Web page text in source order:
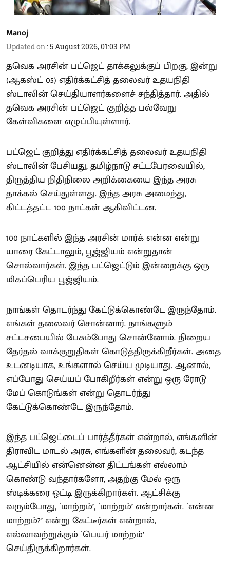
Manoj
Updated on :5 August 2026, 01:03 PM
தவெக அரசின் பட்ஜெட் தாக்கலுக்குப் பிறகு, இன்று
(ஆகஸ்ட் 05) எதிர்க்கட்சித் தலைவர் உதயநிதி
ஸ்டாலின் செய்தியாளர்களைச் சந்தித்தார். அதில்
தவெக அரசின் பட்ஜெட் குறித்த பல்வேறு
கேள்விகளை எழுப்பியுள்ளார்.
பட்ஜெட் குறித்து எதிர்க்கட்சித் தலைவர் உதயநிதி
ஸ்டாலின் பேசியது, தமிழ்நாடு சட்டபேரவையில்,
திருத்திய நிதிநிலை அறிக்கையை இந்த அரசு
தாக்கல் செய்துள்ளது. இந்த அரசு அமைந்து,
கிட்டத்தட்ட 100 நாட்கள் ஆகிவிட்டன.
100 நாட்களில் இந்த அரசின் மார்க் என்ன என்று
யாரை கேட்டாலும், பூஜ்ஜியம் என்றுதான்
சொல்வார்கள். இந்த பட்ஜெட்டும் இன்றைக்கு ஒரு
மிகப்பெரிய பூஜ்ஜியம்.
நாங்கள் தொடர்ந்து கேட்டுக்கொண்டே இருந்தோம்.
எங்கள் தலைவர் சொன்னார். நாங்களும்
சட்டசபையில் பேசும்போது சொன்னோம். நிறைய
தேர்தல் வாக்குறுதிகள் கொடுத்திருக்கிறீர்கள். அதை
உடனடியாக, உங்களால் செய்ய முடியாது. ஆனால்,
எப்போது செய்யப் போகிறீர்கள் என்று ஒரு ரோடு
மேப் கொடுங்கள் என்று தொடர்ந்து
கேட்டுக்கொண்டே இருந்தோம்.
இந்த பட்ஜெட்டைப் பார்த்தீர்கள் என்றால், எங்களின்
திராவிட மாடல் அரசு, எங்களின் தலைவர், கடந்த
ஆட்சியில் என்னென்ன திட்டங்கள் எல்லாம்
கொண்டு வந்தார்களோ, அதற்கு மேல் ஒரு
ஸ்டிக்கரை ஒட்டி இருக்கிறார்கள். ஆட்சிக்கு
வரும்போது, `மாற்றம்’, `மாற்றம்’ என்றார்கள். `என்ன
மாற்றம்?’ என்று கேட்டீர்கள் என்றால்,
எல்லாவற்றுக்கும் `பெயர் மாற்றம்’
செய்திருக்கிறார்கள்.